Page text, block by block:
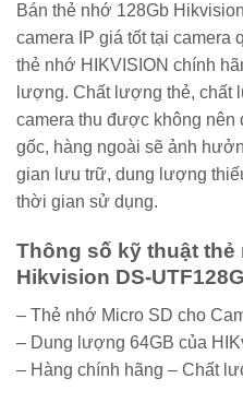
Bán thẻ nhớ 128Gb
camera IP giá tốt tại camera
thẻ nhớ HIKVISION chính
lượng. Chất lượng thẻ, chất
camera thu được không nên
gốc, hàng ngoài sẽ ảnh
gian lưu trữ, dung lượng
thời gian sử dụng.
Thông số kỹ thuật thẻ
Hikvision DS-
– Thẻ nhớ Micro SD cho
– Dung lượng 64GB của
– Hàng chính hãng – Chất